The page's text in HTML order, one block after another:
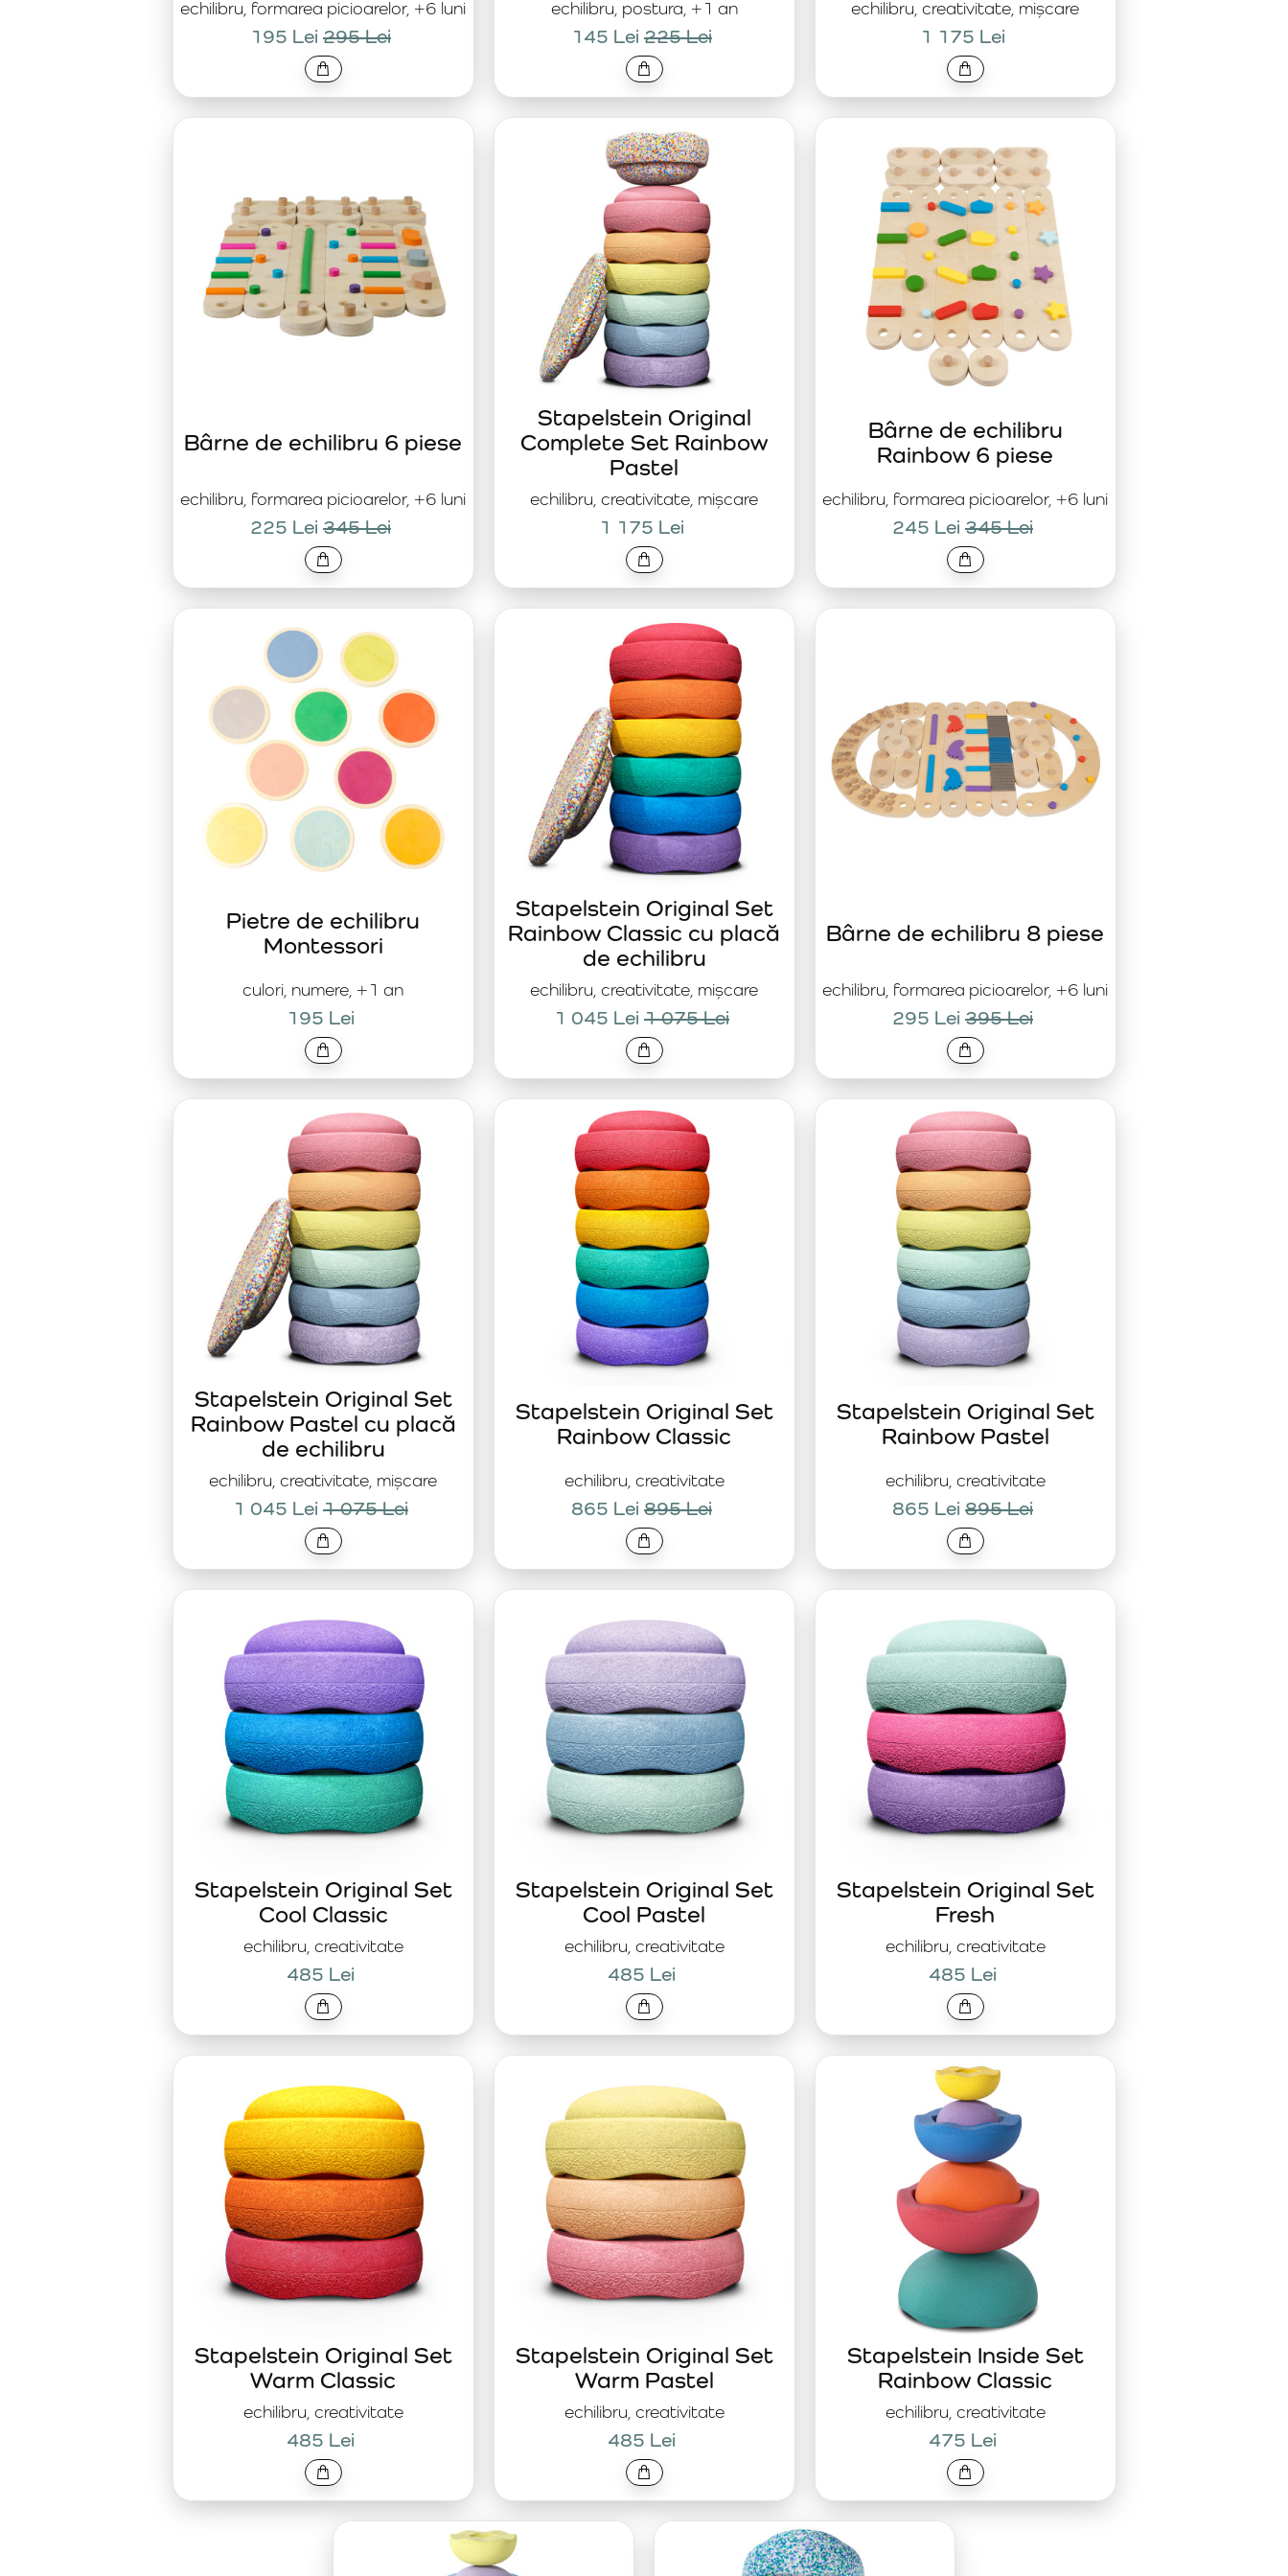
echilibru, formarea picioarelor, +6 luni
195 Lei 295 Lei
echilibru, postura, +1 an
145 Lei 225 Lei
echilibru, creativitate, mișcare
1 175 Lei
echilibru, formarea picioarelor, +6 luni
Bârne de echilibru 6 piese
225 Lei 345 Lei
echilibru, creativitate, mișcare
Stapelstein Original
Complete Set Rainbow
Pastel
1 175 Lei
echilibru, formarea picioarelor, +6 luni
Bârne de echilibru
Rainbow 6 piese
245 Lei 345 Lei
culori, numere, +1 an
Pietre de echilibru
Montessori
195 Lei
echilibru, creativitate, mișcare
Stapelstein Original Set
Rainbow Classic cu placă
de echilibru
1 045 Lei 1 075 Lei
echilibru, formarea picioarelor, +6 luni
Bârne de echilibru 8 piese
295 Lei 395 Lei
echilibru, creativitate, mișcare
Stapelstein Original Set
Rainbow Pastel cu placă
de echilibru
1 045 Lei 1 075 Lei
echilibru, creativitate
Stapelstein Original Set
Rainbow Classic
865 Lei 895 Lei
echilibru, creativitate
Stapelstein Original Set
Rainbow Pastel
865 Lei 895 Lei
echilibru, creativitate
Stapelstein Original Set
Cool Classic
485 Lei
echilibru, creativitate
Stapelstein Original Set
Cool Pastel
485 Lei
echilibru, creativitate
Stapelstein Original Set
Fresh
485 Lei
echilibru, creativitate
Stapelstein Original Set
Warm Classic
485 Lei
echilibru, creativitate
Stapelstein Original Set
Warm Pastel
485 Lei
echilibru, creativitate
Stapelstein Inside Set
Rainbow Classic
475 Lei